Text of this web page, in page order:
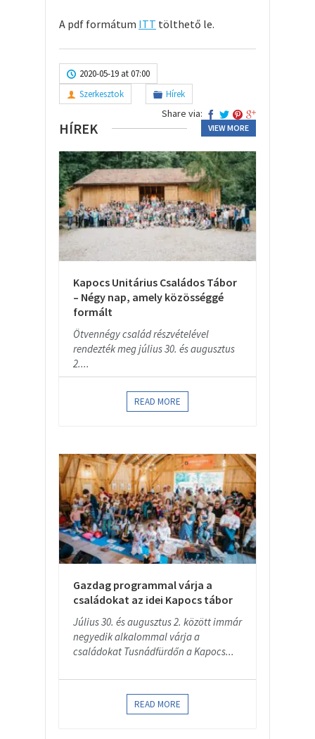
A pdf formátum ITT tölthető le.
2020-05-19 at 07:00
Szerkesztok
Hírek
Share via:
HÍREK VIEW MORE
Kapocs Unitárius Családos Tábor
– Négy nap, amely közösséggé
formált
Ötvennégy család részvételével
rendezték meg július 30. és augusztus
2....
READ MORE
Gazdag programmal várja a
családokat az idei Kapocs tábor
Július 30. és augusztus 2. között immár
negyedik alkalommal várja a
családokat Tusnádfürdőn a Kapocs...
READ MORE